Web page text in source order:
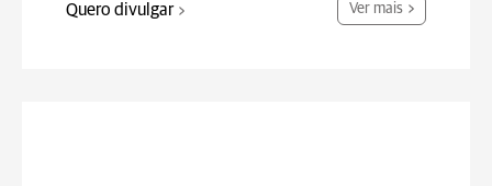
Quero divulgar Ver mais